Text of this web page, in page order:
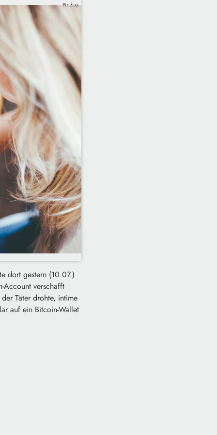
Pixabay
dort gestern (10.07.)
Account verschafft
Täter drohte, intime
auf ein Bitcoin-Wallet